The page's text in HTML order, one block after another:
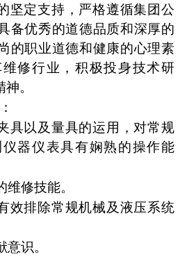
坚定支持，严格遵循集团公
备优秀的道德品质和深厚的
的职业道德和健康的心理素
修行业，积极投身技术研
。
具以及量具的运用，对常规
器仪表具有娴熟的操作能
修技能。
效排除常规机械及液压系统
识。